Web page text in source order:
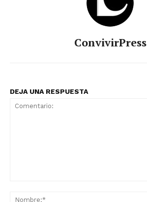
ConvivirPress
DEJA UNA RESPUESTA